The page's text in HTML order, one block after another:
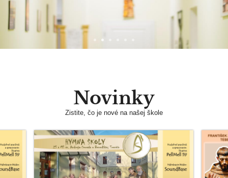
Novinky
Zistite, čo je nové na našej škole